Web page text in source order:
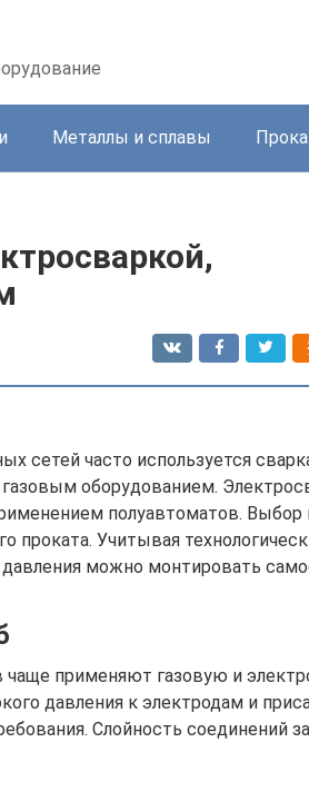
Металлы и сплавы
сетей часто используется
оборудованием.
полуавтоматов. Выбор
проката. Учитывая
можно монтировать
применяют газовую и
давления к электродам и
Слойность соединений